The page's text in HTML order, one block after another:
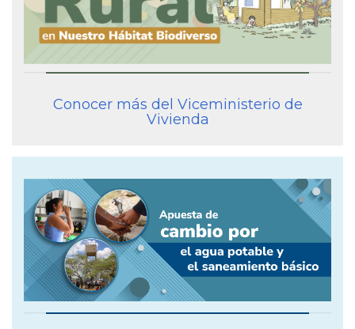
Conocer más del Viceministerio de
Vivienda